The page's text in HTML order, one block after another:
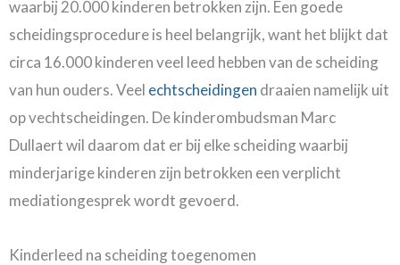
waarbij 20.000 kinderen betrokken zijn. Een goede
scheidingsprocedure is heel belangrijk, want het blijkt dat
circa 16.000 kinderen veel leed hebben van de scheiding
van hun ouders. Veel echtscheidingen draaien namelijk uit
op vechtscheidingen. De kinderombudsman Marc
Dullaert wil daarom dat er bij elke scheiding waarbij
minderjarige kinderen zijn betrokken een verplicht
mediationgesprek wordt gevoerd.
Kinderleed na scheiding toegenomen